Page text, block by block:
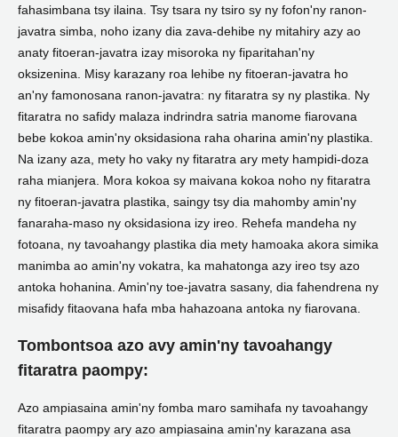
fahasimbana tsy ilaina. Tsy tsara ny tsiro sy ny fofon'ny ranon-
javatra simba, noho izany dia zava-dehibe ny mitahiry azy ao
anaty fitoeran-javatra izay misoroka ny fiparitahan'ny
oksizenina. Misy karazany roa lehibe ny fitoeran-javatra ho
an'ny famonosana ranon-javatra: ny fitaratra sy ny plastika. Ny
fitaratra no safidy malaza indrindra satria manome fiarovana
bebe kokoa amin'ny oksidasiona raha oharina amin'ny plastika.
Na izany aza, mety ho vaky ny fitaratra ary mety hampidi-doza
raha mianjera. Mora kokoa sy maivana kokoa noho ny fitaratra
ny fitoeran-javatra plastika, saingy tsy dia mahomby amin'ny
fanaraha-maso ny oksidasiona izy ireo. Rehefa mandeha ny
fotoana, ny tavoahangy plastika dia mety hamoaka akora simika
manimba ao amin'ny vokatra, ka mahatonga azy ireo tsy azo
antoka hohanina. Amin'ny toe-javatra sasany, dia fahendrena ny
misafidy fitaovana hafa mba hahazoana antoka ny fiarovana.
Tombontsoa azo avy amin'ny tavoahangy
fitaratra paompy:
Azo ampiasaina amin'ny fomba maro samihafa ny tavoahangy
fitaratra paompy ary azo ampiasaina amin'ny karazana asa